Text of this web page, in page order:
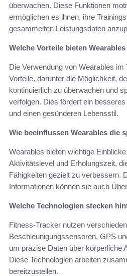
überwachen. Diese Funktionen
ermöglichen es ihnen, ihre
gesammelten Leistungsdaten
Welche Vorteile bieten
Die Verwendung von Wearables im
Vorteile, darunter die Möglichkeit,
kontinuierlich zu überwachen und
verfolgen. Dies fördert ein
und einen gesünderen Lebensstil.
Wie beeinflussen Wearables die
Wearables bieten wichtige
Aktivitätslevel und Erholungszeit,
Fähigkeiten gezielt zu verbessern.
Informationen können sie auch
Welche Technologien stecken
Fitness-Tracker nutzen
Beschleunigungssensoren, GPS
um präzise Daten über körperliche
Diese Technologien arbeiten
bereitzustellen.